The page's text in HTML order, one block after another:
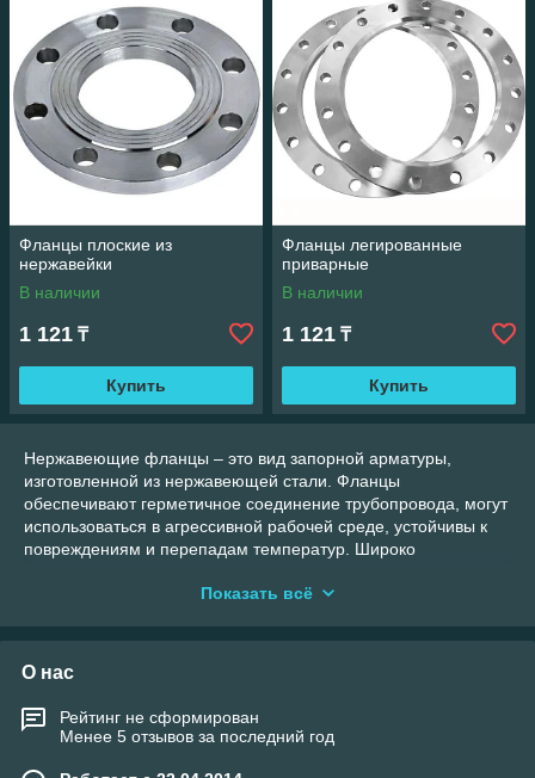
Фланцы плоские из
нержавейки
В наличии
1 121 ₸
Купить
Фланцы легированные
приварные
В наличии
1 121 ₸
Купить
Нержавеющие фланцы – это вид запорной арматуры,
изготовленной из нержавеющей стали. Фланцы
обеспечивают герметичное соединение трубопровода, могут
использоваться в агрессивной рабочей среде, устойчивы к
повреждениям и перепадам температур. Широко
системах вентиляции и канализации, коммунальных
длительному и многофункциональному эксплуатированию в
различных условиях.
На сайте нашей компании «АзияСнабГрупп» представлены
нержавеющие фланцы любых видов и категорий – плоские,
Показать всё
О нас
Рейтинг не сформирован
Менее 5 отзывов за последний год